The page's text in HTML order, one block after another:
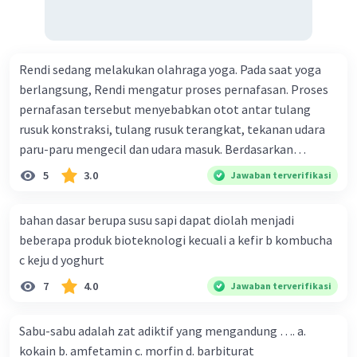
cara terbaik untuk mempertahankan peredaran
darah yang sehat, karena itu membantu
meningkatkan sirkulasi darah, menjaga
elastisitas pembuluh darah, dan meningkatkan
kesehatan jantung.
Pola makan yang sehat dan gaya hidup yang
seimbang adalah kunci untuk mempertahankan
risiko penyakit kardiovaskular. Konsultasikan
dengan dokter atau ahli gizi untuk mendapatkan
panduan yang sesuai dengan kebutuhan Anda.
Beri Rating·0.0(0) Balas
Rendi sedang melakukan olahraga yoga. Pada saat yoga
berlangsung, Rendi mengatur proses pernafasan. Proses
pernafasan tersebut menyebabkan otot antar tulang
rusuk konstraksi, tulang rusuk terangkat, tekanan udara
paru-paru mengecil dan udara masuk. Berdasarkan
informasi tersebut, dapat disimpulkan bahwa Rendi
sedang melakukan proses pernafasan....
5 3.0 Jawaban terverifikasi
bahan dasar berupa susu sapi dapat diolah menjadi
beberapa produk bioteknologi kecuali a kefir b kombucha
c keju d yoghurt
7 4.0 Jawaban terverifikasi
Sabu-sabu adalah zat adiktif yang mengandung …. a.
kokain b. amfetamin c. morfin d. barbiturat